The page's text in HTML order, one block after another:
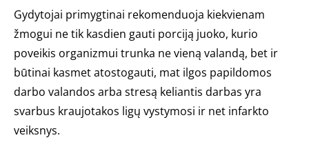
Gydytojai primygtinai rekomenduoja kiekvienam
žmogui ne tik kasdien gauti porciją juoko, kurio
poveikis organizmui trunka ne vieną valandą, bet ir
būtinai kasmet atostogauti, mat ilgos papildomos
darbo valandos arba stresą keliantis darbas yra
svarbus kraujotakos ligų vystymosi ir net infarkto
veiksnys.